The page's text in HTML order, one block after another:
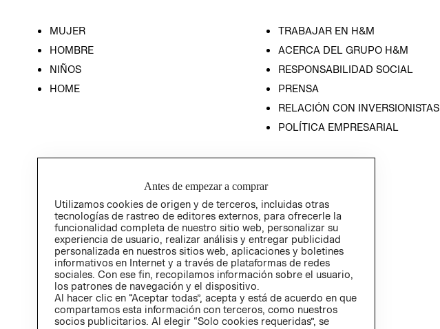
MUJER
HOMBRE
NIÑOS
HOME
TRABAJAR EN H&M
ACERCA DEL GRUPO H&M
RESPONSABILIDAD SOCIAL
PRENSA
RELACIÓN CON INVERSIONISTAS
POLÍTICA EMPRESARIAL
Antes de empezar a comprar
Utilizamos cookies de origen y de terceros, incluidas otras
tecnologías de rastreo de editores externos, para ofrecerle la
funcionalidad completa de nuestro sitio web, personalizar su
experiencia de usuario, realizar análisis y entregar publicidad
personalizada en nuestros sitios web, aplicaciones y boletines
informativos en Internet y a través de plataformas de redes
sociales. Con ese fin, recopilamos información sobre el usuario,
los patrones de navegación y el dispositivo.
Al hacer clic en “Aceptar todas”, acepta y está de acuerdo en que
compartamos esta información con terceros, como nuestros
socios publicitarios. Al elegir “Solo cookies requeridas”, se